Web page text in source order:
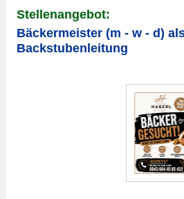
Stellenangebot:
Bäckermeister (m - w - d)
Backstubenleitung